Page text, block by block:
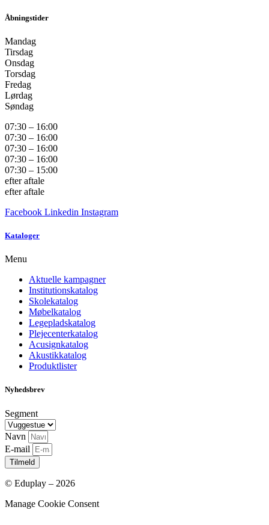
Åbningstider
Mandag
Tirsdag
Onsdag
Torsdag
Fredag
Lørdag
Søndag
07:30 – 16:00
07:30 – 16:00
07:30 – 16:00
07:30 – 16:00
07:30 – 15:00
efter aftale
efter aftale
Facebook Linkedin Instagram
Kataloger
Menu
Aktuelle kampagner
Institutionskatalog
Skolekatalog
Møbelkatalog
Legepladskatalog
Plejecenterkatalog
Acusignkatalog
Akustikkatalog
Produktlister
Nyhedsbrev
Segment
Navn
E-mail
Tilmeld
© Eduplay – 2026
Manage Cookie Consent